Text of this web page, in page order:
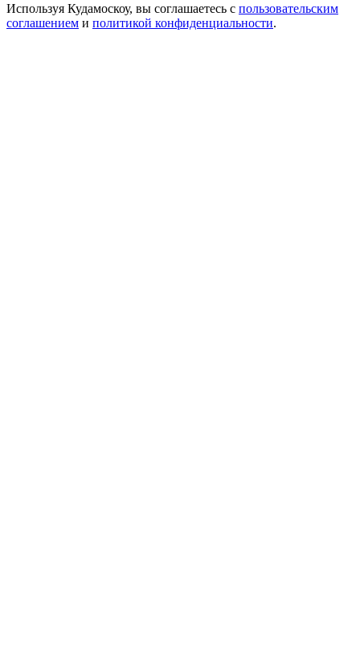
Используя Кудамоскоу, вы соглашаетесь с пользовательским
соглашением и политикой конфиденциальности.